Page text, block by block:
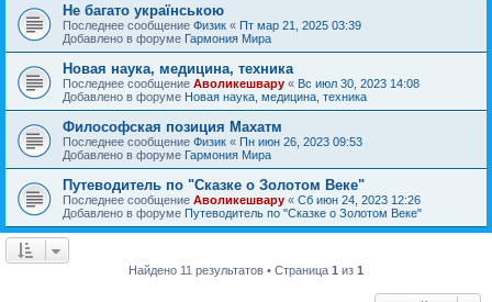
Не багато українською
Последнее сообщение Физик « Пт мар 21, 2025 03:39
Добавлено в форуме Гармония Мира
Новая наука, медицина, техника
Последнее сообщение Аволикешвару « Вс июл 30, 2023 14:08
Добавлено в форуме Новая наука, медицина, техника
Философская позиция Махатм
Последнее сообщение Физик « Пн июн 26, 2023 09:53
Добавлено в форуме Гармония Мира
Путеводитель по "Сказке о Золотом Веке"
Последнее сообщение Аволикешвару « Сб июн 24, 2023 12:26
Добавлено в форуме Путеводитель по "Сказке о Золотом Веке"
Найдено 11 результатов • Страница 1 из 1